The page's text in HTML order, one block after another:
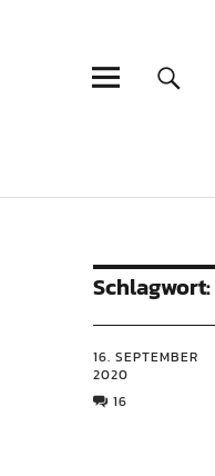
Schlagwort:
16. SEPTEMBER
2020
16